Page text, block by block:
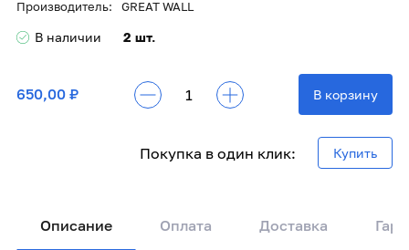
Производитель: GREAT WALL
В наличии 2 шт.
650,00 ₽ В корзину
Покупка в один клик: Купить
Описание Оплата Доставка